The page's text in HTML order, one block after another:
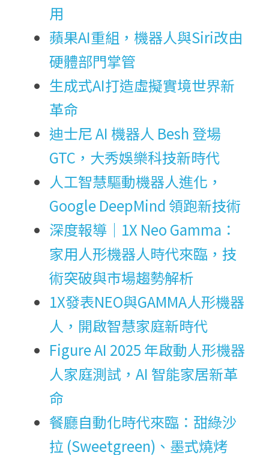
用
蘋果AI重組，機器人與Siri改由
硬體部門掌管
生成式AI打造虛擬實境世界新
革命
迪士尼 AI 機器人 Besh 登場
GTC，大秀娛樂科技新時代
人工智慧驅動機器人進化，
Google DeepMind 領跑新技術
深度報導｜1X Neo Gamma：
家用人形機器人時代來臨，技
術突破與市場趨勢解析
1X發表NEO與GAMMA人形機器
人，開啟智慧家庭新時代
Figure AI 2025 年啟動人形機器
人家庭測試，AI 智能家居新革
命
餐廳自動化時代來臨：甜綠沙
拉 (Sweetgreen)、墨式燒烤